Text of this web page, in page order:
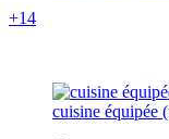
+14
cuisine équipée